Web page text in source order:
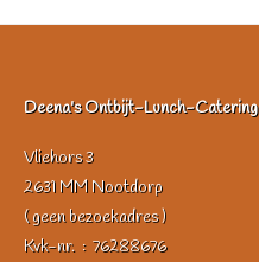
Deena's Ontbijt-Lunch-Catering
Vliehors 3
2631 MM Nootdorp
( geen bezoekadres )
Kvk-nr. : 76288676